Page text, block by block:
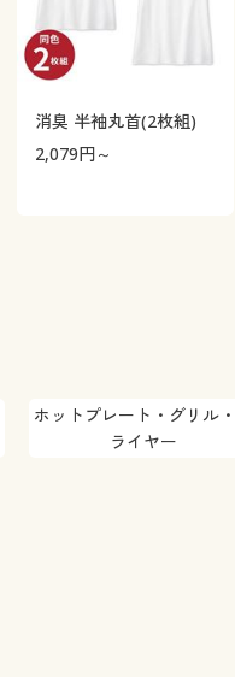
消臭 半袖丸首(2枚組)
2,079円～
ホットプレート・グリル
ライヤー